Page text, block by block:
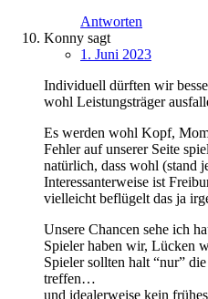
Antworten
Konny sagt
1. Juni 2023
Individuell dürften wir
wohl Leistungsträger
Es werden wohl Kopf,
Fehler auf unserer Seite
natürlich, dass wohl (stand
Interessanterweise ist
vielleicht beflügelt das ja
Unsere Chancen sehe ich
Spieler haben wir, Lücken
Spieler sollten halt “nur”
treffen…
und idealerweise kein